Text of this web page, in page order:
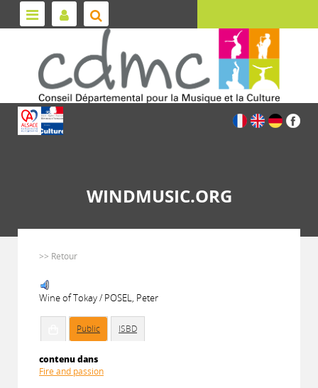
WINDMUSIC.ORG
>> Retour
Wine of Tokay / POSEL, Peter
Public ISBD
contenu dans
Fire and passion